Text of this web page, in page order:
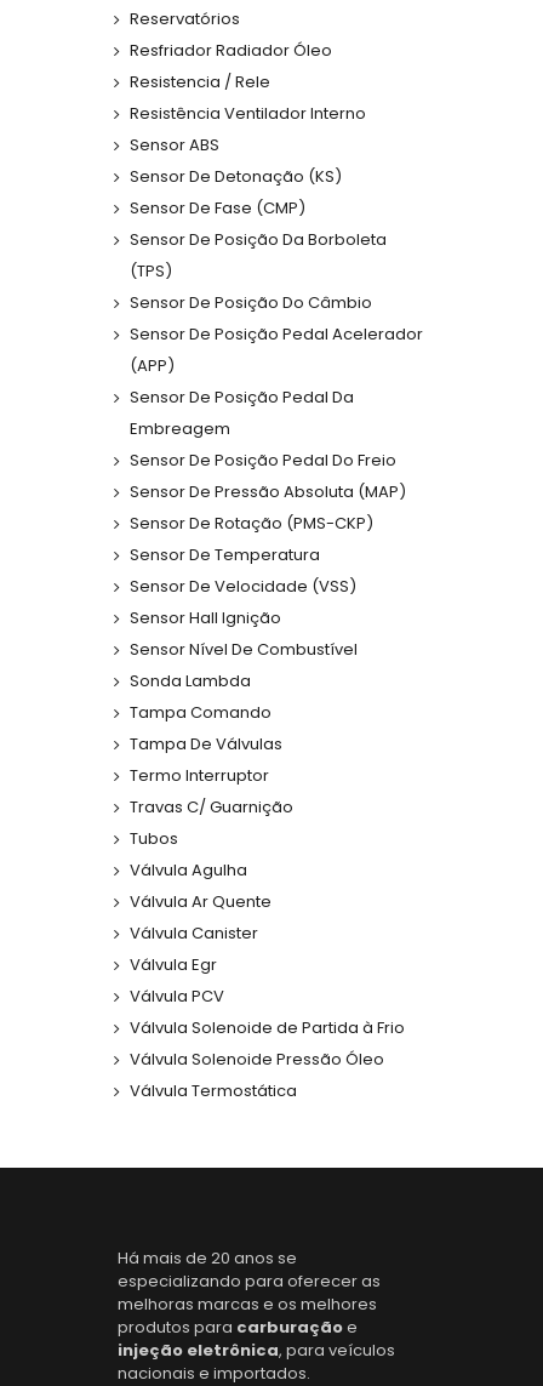
Reservatórios
Resfriador Radiador Óleo
Resistencia / Rele
Resistência Ventilador Interno
Sensor ABS
Sensor De Detonação (KS)
Sensor De Fase (CMP)
Sensor De Posição Da Borboleta
(TPS)
Sensor De Posição Do Câmbio
Sensor De Posição Pedal Acelerador
(APP)
Sensor De Posição Pedal Da
Embreagem
Sensor De Posição Pedal Do Freio
Sensor De Pressão Absoluta (MAP)
Sensor De Rotação (PMS-CKP)
Sensor De Temperatura
Sensor De Velocidade (VSS)
Sensor Hall Ignição
Sensor Nível De Combustível
Sonda Lambda
Tampa Comando
Tampa De Válvulas
Termo Interruptor
Travas C/ Guarnição
Tubos
Válvula Agulha
Válvula Ar Quente
Válvula Canister
Válvula Egr
Válvula PCV
Válvula Solenoide de Partida à Frio
Válvula Solenoide Pressão Óleo
Válvula Termostática
Há mais de 20 anos se
especializando para oferecer as
melhoras marcas e os melhores
produtos para carburaçãoe
injeção eletrônica, para veículos
nacionais e importados.